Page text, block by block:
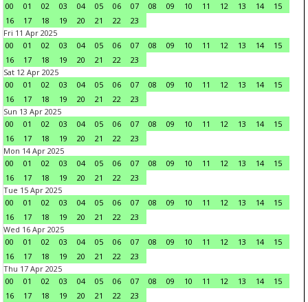
00
01 02 03 04 05 06 07 08 09 10 11 12 13 14
15
16
17 18 19 20 21 22
23
Fri 11 Apr 2025
00
01 02 03 04 05 06 07 08 09 10 11 12 13 14
15
16
17 18 19 20 21 22
23
Sat 12 Apr 2025
00
01 02 03 04 05 06 07 08 09 10 11 12 13 14
15
16
17 18 19 20 21 22
23
Sun 13 Apr 2025
00
01 02 03 04 05 06 07 08 09 10 11 12 13 14
15
16
17 18 19 20 21 22
23
Mon 14 Apr 2025
00
01 02 03 04 05 06 07 08 09 10 11 12 13 14
15
16
17 18 19 20 21 22
23
Tue 15 Apr 2025
00
01 02 03 04 05 06 07 08 09 10 11 12 13 14
15
16
17 18 19 20 21 22
23
Wed 16 Apr 2025
00
01 02 03 04 05 06 07 08 09 10 11 12 13 14
15
16
17 18 19 20 21 22
23
Thu 17 Apr 2025
00
01 02 03 04 05 06 07 08 09 10 11 12 13 14
15
16
17 18 19 20 21 22
23